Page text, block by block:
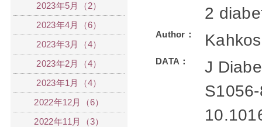
2
Author：
DATA：
J
2023年5月（2）
2023年4月（6）
2023年3月（4）
2023年2月（4）
2023年1月（4）
2022年12月（6）
2022年11月（3）